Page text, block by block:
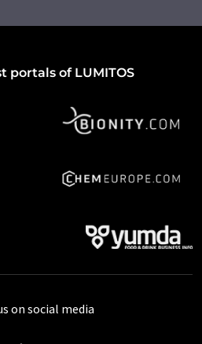
portals of LUMITOS
on social media